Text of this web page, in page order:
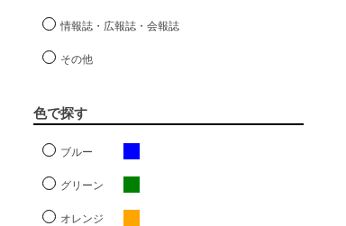
情報誌・広報誌・会報誌
その他
色で探す
ブルー
グリーン
オレンジ